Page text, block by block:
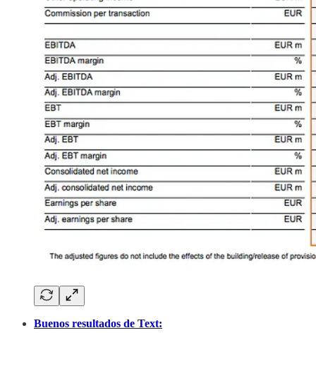
Buenos resultados de Text: